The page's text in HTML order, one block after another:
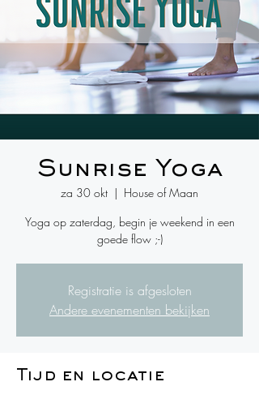
Sunrise Yoga
za 30 okt
  |
House of Maan
Yoga op zaterdag, begin je weekend in een
goede flow ;-)
Registratie is afgesloten
Andere evenementen bekijken
Tijd en locatie